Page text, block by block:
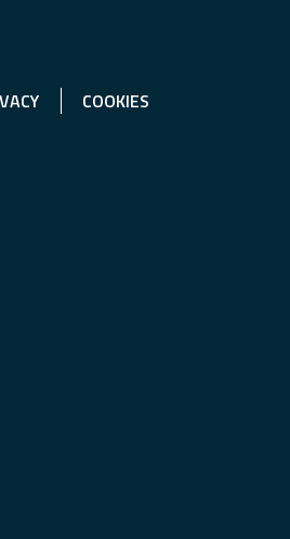
COOKIES